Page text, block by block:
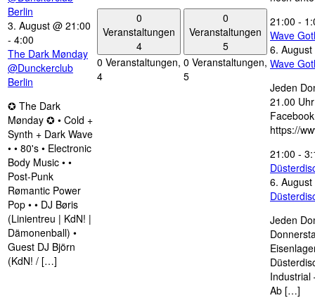
Berlin
3. August @ 21:00
- 4:00
The Dark Mønday
@Dunckerclub
Berlin
✪ The Dark
Mønday ✪ • Cold +
Synth + Dark Wave
• • 80's • Electronic
Body Music • •
Post-Punk
Rømantic Power
Pop • • DJ Børis
(Linientreu | KdN! |
Dämonenball) •
Guest DJ Björn
(KdN! / […]
0
Veranstaltungen
4
0 Veranstaltungen,
4
0
Veranstaltungen
5
0 Veranstaltungen,
5
21:00 -
Wave
6.
Wave
Jeden
21.00
https://
21:00 -
6.
Jeden
Industrial
Ab […]